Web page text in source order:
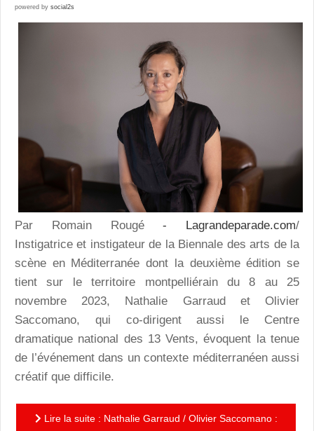
powered by social2s
Par Romain Rougé- Lagrandeparade.com/
Instigatrice et instigateur de la Biennale des arts de la
scène en Méditerranée dont la deuxième édition se
tient sur le territoire montpelliérain du 8 au 25
novembre 2023, Nathalie Garraud et Olivier
Saccomano, qui co-dirigent aussi le Centre
dramatique national des 13 Vents, évoquent la tenue
de l’événement dans un contexte méditerranéen aussi
créatif que difficile.
Lire la suite : Nathalie Garraud / Olivier Saccomano :